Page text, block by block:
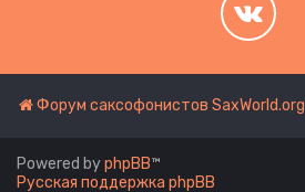
Форум саксофонистов SaxWorld.org
Powered byphpBB™
Русская поддержка phpBB